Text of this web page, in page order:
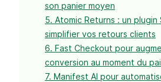
son panier moyen
5. Atomic Returns : un
simplifier vos retours clients
6. Fast Checkout pour
conversion au moment du
7. Manifest AI pour